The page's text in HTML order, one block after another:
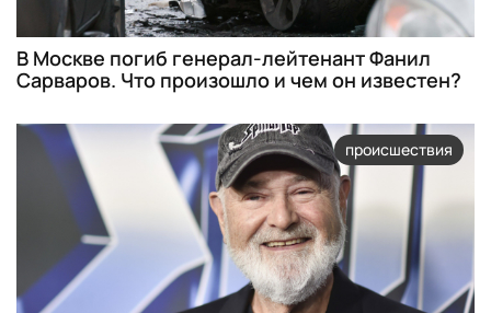
В Москве погиб генерал-лейтенант Фанил
Сарваров. Что произошло и чем он известен?
происшествия